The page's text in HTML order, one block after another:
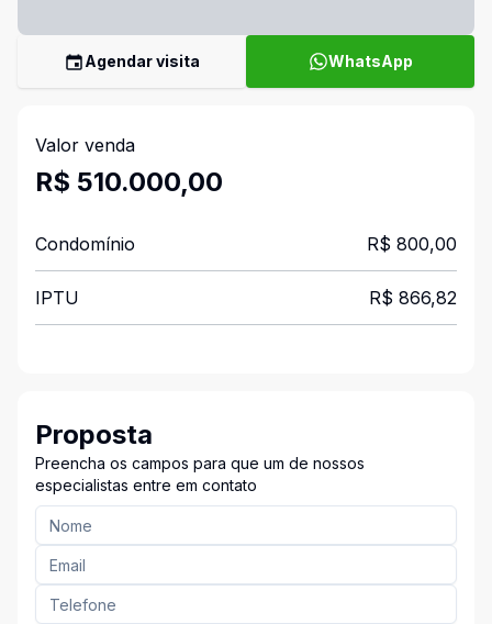
Agendar visita WhatsApp
Valor venda
R$ 510.000,00
Condomínio R$ 800,00
IPTU R$ 866,82
Proposta
Preencha os campos para que um de nossos
especialistas entre em contato